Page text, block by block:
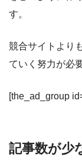
す。
競合サイトより
ていく努力が必
[the_ad_group
記事数が少